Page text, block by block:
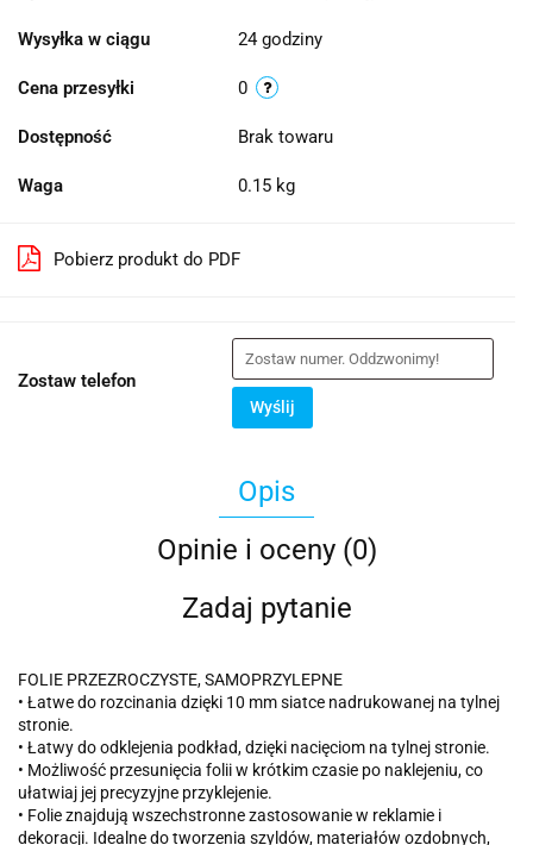
Wysyłka w ciągu 24 godziny
Cena przesyłki 0
Dostępność Brak towaru
Waga 0.15 kg
Pobierz produkt do PDF
Zostaw telefon
Wyślij
Opis
Opinie i oceny (0)
Zadaj pytanie
FOLIE PRZEZROCZYSTE, SAMOPRZYLEPNE
• Łatwe do rozcinania dzięki 10 mm siatce nadrukowanej na tylnej
stronie.
• Łatwy do odklejenia podkład, dzięki nacięciom na tylnej stronie.
• Możliwość przesunięcia folii w krótkim czasie po naklejeniu, co
ułatwiaj jej precyzyjne przyklejenie.
• Folie znajdują wszechstronne zastosowanie w reklamie i
dekoracji. Idealne do tworzenia szyldów, materiałów ozdobnych,